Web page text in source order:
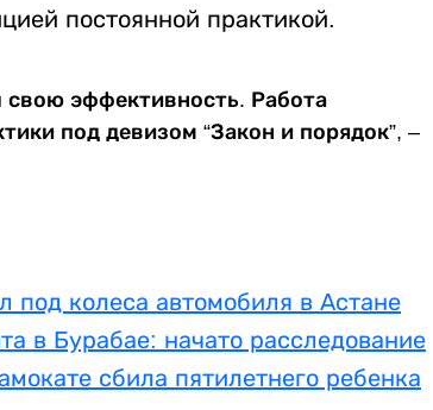
постоянной практикой.
эффективность. Работа
под девизом “Закон и порядок”, –
под колеса автомобиля в Астане
в Бурабае: начато расследование
сбила пятилетнего ребенка